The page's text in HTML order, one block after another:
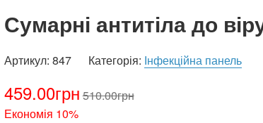
Сумарні антитіла до
Артикул: 847 Категорія: Інфекційна панель
459.00грн 510.00грн
Економія 10%